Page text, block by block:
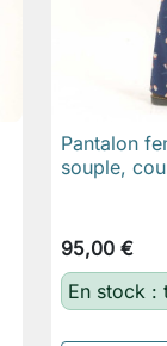

Pantalon
souple,
95,00 €
En stock :